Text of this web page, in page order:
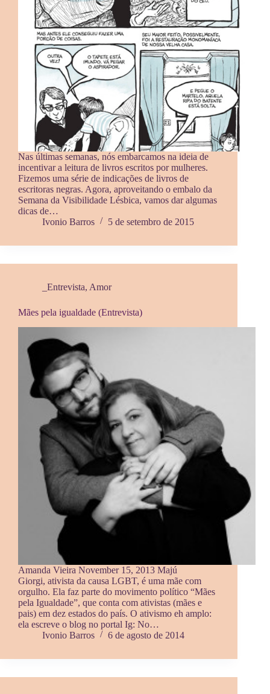
Nas últimas semanas, nós embarcamos na ideia de
incentivar a leitura de livros escritos por mulheres.
Fizemos uma série de indicações de livros de
escritoras negras. Agora, aproveitando o embalo da
Semana da Visibilidade Lésbica, vamos dar algumas
dicas de…
Ivonio Barros
5 de setembro de 2015
_Entrevista, Amor
Mães pela igualdade (Entrevista)
Amanda Vieira November 15, 2013 Majú
Giorgi, ativista da causa LGBT, é uma mãe com
orgulho. Ela faz parte do movimento político “Mães
pela Igualdade”, que conta com ativistas (mães e
pais) em dez estados do país. O ativismo eh amplo:
ela escreve o blog no portal Ig: No…
Ivonio Barros
6 de agosto de 2014